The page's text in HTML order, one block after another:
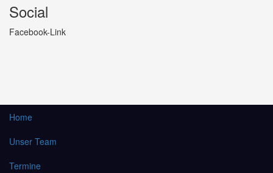
Social
Facebook-Link
Home
Unser Team
Termine